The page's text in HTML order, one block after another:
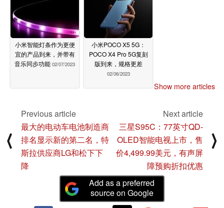
小米智能灯条作为更便
宜的产品到来，并带有
音乐同步功能 02/07/2023
小米POCO X5 5G：
POCO X4 Pro 5G复刻
版到来，规格更差
02/06/2023
Show more articles
⟨
Previous article
最大的电动车电池制造商
排名显示新的第二名，特
斯拉供应商LG和松下下
降
Next article
三星S95C：77英寸QD-
OLED智能电视上市，售
价4,499.99美元，有声屏
障预购折扣优惠
⟩
Add as a preferred
source on Google